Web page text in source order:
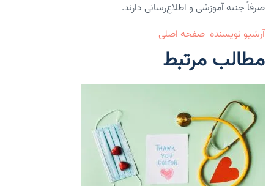
صرفاً جنبه آموزشی و اطلاع‌رسانی دارند.
آرشیو نویسنده صفحه اصلی
مطالب مرتبط